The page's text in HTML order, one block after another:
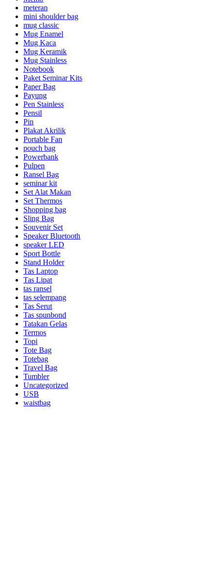
meteran
mini shoulder bag
mug classic
Mug Enamel
Mug Kaca
Mug Keramik
Mug Stainless
Notebook
Paket Seminar Kits
Paper Bag
Payung
Pen Stainless
Pensil
Pin
Plakat Akrilik
Portable Fan
pouch bag
Powerbank
Pulpen
Ransel Bag
seminar kit
Set Alat Makan
Set Thermos
Shopping bag
Sling Bag
Souvenir Set
Speaker Bluetooth
speaker LED
Sport Bottle
Stand Holder
Tas Laptop
Tas Lipat
tas ransel
tas selempang
Tas Serut
Tas spunbond
Tatakan Gelas
Termos
Topi
Tote Bag
Totebag
Travel Bag
Tumbler
Uncategorized
USB
waistbag